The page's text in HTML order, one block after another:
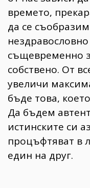
времето,
да се
същевременно
собствено. От
увеличи
бъде това,
Да бъдем
истинските си
процъфтяват в
един на друг.